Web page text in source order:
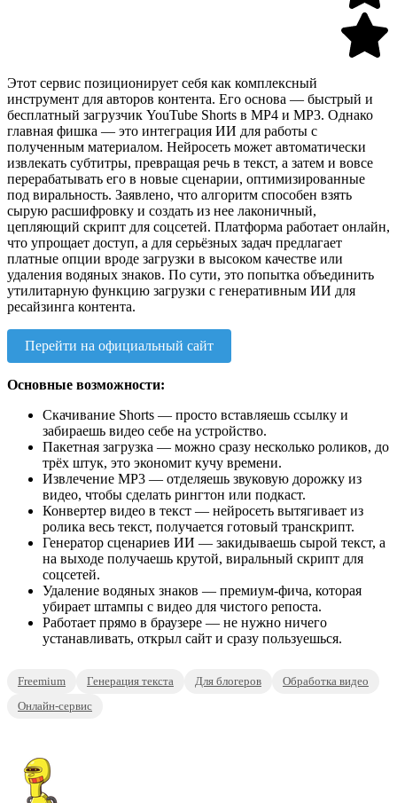
Этот сервис позиционирует себя как комплексный
инструмент для авторов контента. Его основа — быстрый и
бесплатный загрузчик YouTube Shorts в MP4 и MP3. Однако
главная фишка — это интеграция ИИ для работы с
полученным материалом. Нейросеть может автоматически
извлекать субтитры, превращая речь в текст, а затем и вовсе
перерабатывать его в новые сценарии, оптимизированные
под виральность. Заявлено, что алгоритм способен взять
сырую расшифровку и создать из нее лаконичный,
цепляющий скрипт для соцсетей. Платформа работает онлайн,
что упрощает доступ, а для серьёзных задач предлагает
платные опции вроде загрузки в высоком качестве или
удаления водяных знаков. По сути, это попытка объединить
утилитарную функцию загрузки с генеративным ИИ для
ресайзинга контента.
Перейти на официальный сайт
Основные возможности:
Скачивание Shorts — просто вставляешь ссылку и
забираешь видео себе на устройство.
Пакетная загрузка — можно сразу несколько роликов, до
трёх штук, это экономит кучу времени.
Извлечение MP3 — отделяешь звуковую дорожку из
видео, чтобы сделать рингтон или подкаст.
Конвертер видео в текст — нейросеть вытягивает из
ролика весь текст, получается готовый транскрипт.
Генератор сценариев ИИ — закидываешь сырой текст, а
на выходе получаешь крутой, виральный скрипт для
соцсетей.
Удаление водяных знаков — премиум-фича, которая
убирает штампы с видео для чистого репоста.
Работает прямо в браузере — не нужно ничего
устанавливать, открыл сайт и сразу пользуешься.
Freemium Генерация текста Для блогеров
Обработка видео
Онлайн-сервис